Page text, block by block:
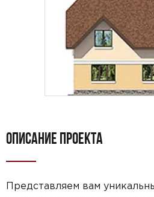
ОПИСАНИЕ ПРОЕКТА
Представляем вам